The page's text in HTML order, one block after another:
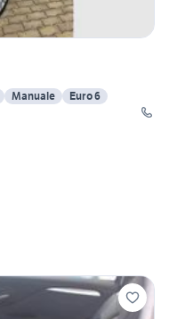
Manuale
Euro 6